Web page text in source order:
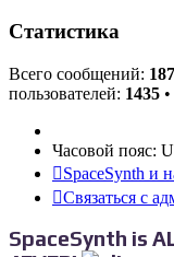
Статистика
Всего сообщений:
пользователей: 1435
Часовой пояс:
SpaceSynth и
Связаться с
SpaceSynth is